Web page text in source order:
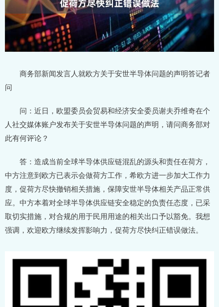
商务部新闻发言人就欧方关于安世半导体问题的声明答记者
问
问：近日，欧盟委员会贸易和经济安全委员谢夫乔维奇在个
人社交媒体账户发布关于安世半导体问题的声明，请问商务部对
此有何评论？
答：造成当前全球半导体供应链混乱的源头和责任在荷方，
中方注意到欧方已表示会做荷方工作，希欧方进一步加大工作力
度，促荷方尽快撤销相关措施，保障安世半导体相关产品正常供
应。中方本着对全球半导体供应链安全稳定的负责任态度，已采
取切实措施，对合规的用于民用用途的相关出口予以豁免。我想
强调，欢迎欧方继续发挥影响力，促荷方尽快纠正错误做法。